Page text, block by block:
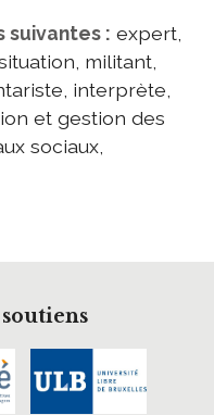
suivantes : expert,
militant,
interprète,
et gestion des
sociaux,